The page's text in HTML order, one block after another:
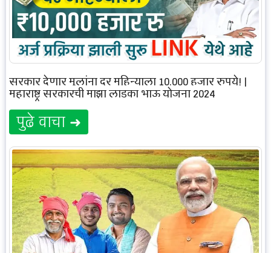
सरकार देणार मुलांना दर महिन्याला 10,000 हजार रुपये! |
महाराष्ट्र सरकारची माझा लाडका भाऊ योजना 2024
पुढे वाचा ➜